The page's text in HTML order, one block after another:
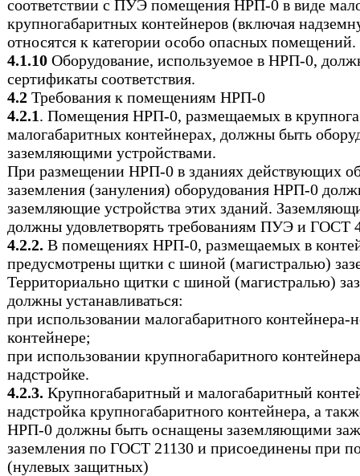
соответствии с ПУЭ помещения НРП-0 в виде
крупногабаритных контейнеров (включая
относятся к категории особо опасных помещений.
4.1.10 Оборудование, используемое в НРП-0,
сертификаты соответствия.
4.2 Требования к помещениям НРП-0
4.2.1. Помещения НРП-0, размещаемых в
малогабаритных контейнерах, должны быть
заземляющими устройствами.
При размещении НРП-0 в зданиях действующих
заземления (зануления) оборудования НРП-0
заземляющие устройства этих зданий.
должны удовлетворять требованиям ПУЭ и ГОСТ
4.2.2. В помещениях НРП-0, размещаемых в
предусмотрены щитки с шиной (магистралью)
Территориально щитки с шиной (магистралью)
должны устанавливаться:
при использовании малогабаритного контейнера-
контейнере;
при использовании крупногабаритного
надстройке.
4.2.3. Крупногабаритный и малогабаритный
надстройка крупногабаритного контейнера, а
НРП-0 должны быть оснащены заземляющими
заземления по ГОСТ 21130 и присоединены при
(нулевых защитных)